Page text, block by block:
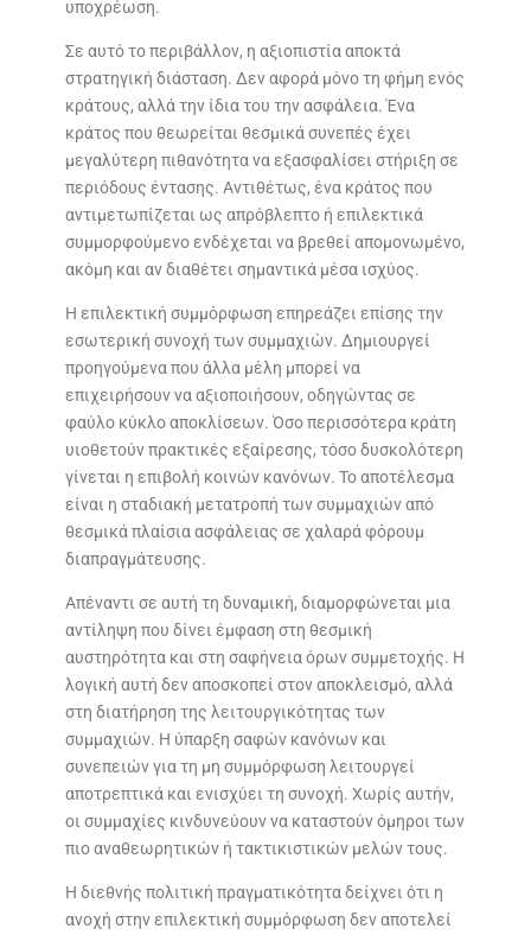
υποχρέωση.
Σε αυτό το περιβάλλον, η αξιοπιστία αποκτά
στρατηγική διάσταση. Δεν αφορά μόνο τη φήμη ενός
κράτους, αλλά την ίδια του την ασφάλεια. Ένα
κράτος που θεωρείται θεσμικά συνεπές έχει
μεγαλύτερη πιθανότητα να εξασφαλίσει στήριξη σε
περιόδους έντασης. Αντιθέτως, ένα κράτος που
αντιμετωπίζεται ως απρόβλεπτο ή επιλεκτικά
συμμορφούμενο ενδέχεται να βρεθεί απομονωμένο,
ακόμη και αν διαθέτει σημαντικά μέσα ισχύος.
Η επιλεκτική συμμόρφωση επηρεάζει επίσης την
εσωτερική συνοχή των συμμαχιών. Δημιουργεί
προηγούμενα που άλλα μέλη μπορεί να
επιχειρήσουν να αξιοποιήσουν, οδηγώντας σε
φαύλο κύκλο αποκλίσεων. Όσο περισσότερα κράτη
υιοθετούν πρακτικές εξαίρεσης, τόσο δυσκολότερη
γίνεται η επιβολή κοινών κανόνων. Το αποτέλεσμα
είναι η σταδιακή μετατροπή των συμμαχιών από
θεσμικά πλαίσια ασφάλειας σε χαλαρά φόρουμ
διαπραγμάτευσης.
Απέναντι σε αυτή τη δυναμική, διαμορφώνεται μια
αντίληψη που δίνει έμφαση στη θεσμική
αυστηρότητα και στη σαφήνεια όρων συμμετοχής. Η
λογική αυτή δεν αποσκοπεί στον αποκλεισμό, αλλά
στη διατήρηση της λειτουργικότητας των
συμμαχιών. Η ύπαρξη σαφών κανόνων και
συνεπειών για τη μη συμμόρφωση λειτουργεί
αποτρεπτικά και ενισχύει τη συνοχή. Χωρίς αυτήν,
οι συμμαχίες κινδυνεύουν να καταστούν όμηροι των
πιο αναθεωρητικών ή τακτικιστικών μελών τους.
Η διεθνής πολιτική πραγματικότητα δείχνει ότι η
ανοχή στην επιλεκτική συμμόρφωση δεν αποτελεί